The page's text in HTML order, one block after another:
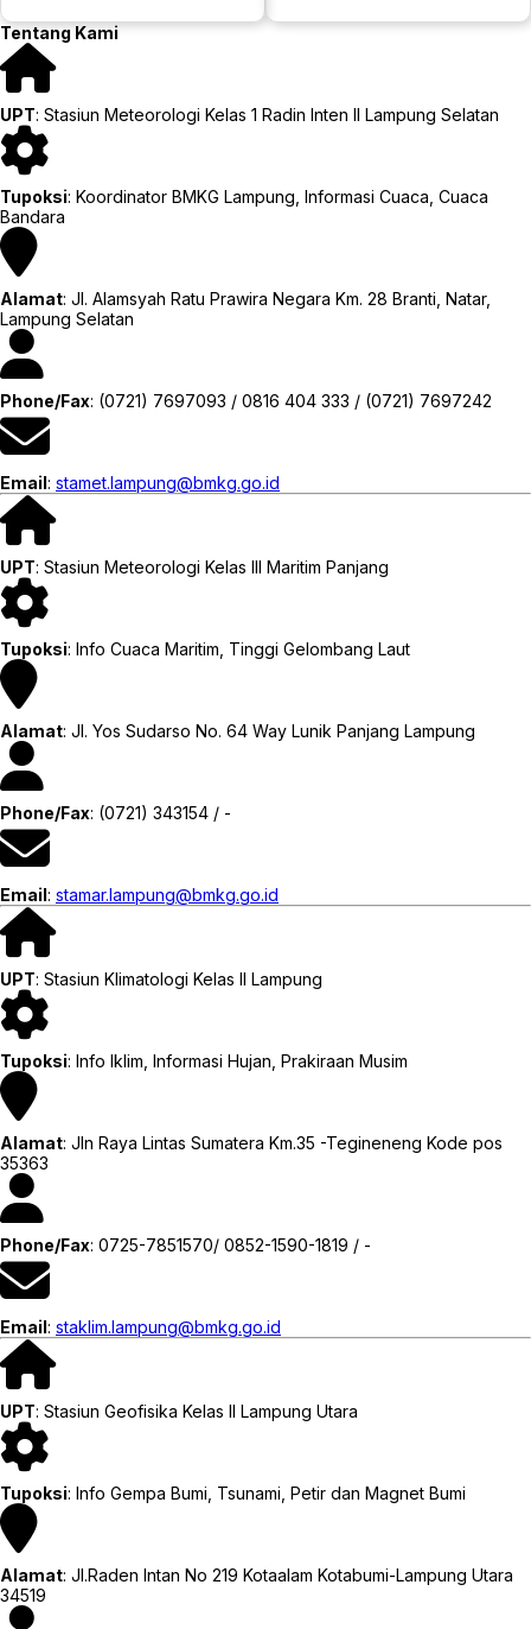
Tentang Kami
UPT: Stasiun Meteorologi Kelas 1 Radin Inten II Lampung Selatan
Tupoksi: Koordinator BMKG Lampung, Informasi Cuaca, Cuaca
Bandara
Alamat: Jl. Alamsyah Ratu Prawira Negara Km. 28 Branti, Natar,
Lampung Selatan
Phone/Fax: (0721) 7697093 / 0816 404 333 / (0721) 7697242
Email: stamet.lampung@bmkg.go.id
UPT: Stasiun Meteorologi Kelas III Maritim Panjang
Tupoksi: Info Cuaca Maritim, Tinggi Gelombang Laut
Alamat: Jl. Yos Sudarso No. 64 Way Lunik Panjang Lampung
Phone/Fax: (0721) 343154 / -
Email: stamar.lampung@bmkg.go.id
UPT: Stasiun Klimatologi Kelas II Lampung
Tupoksi: Info Iklim, Informasi Hujan, Prakiraan Musim
Alamat: Jln Raya Lintas Sumatera Km.35 -Tegineneng Kode pos
35363
Phone/Fax: 0725-7851570/ 0852-1590-1819 / -
Email: staklim.lampung@bmkg.go.id
UPT: Stasiun Geofisika Kelas II Lampung Utara
Tupoksi: Info Gempa Bumi, Tsunami, Petir dan Magnet Bumi
Alamat: Jl.Raden Intan No 219 Kotaalam Kotabumi-Lampung Utara
34519